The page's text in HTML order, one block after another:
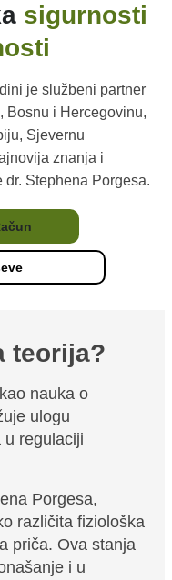
sigurnosti
je službeni partner
Bosnu i Hercegovinu,
Sjevernu
znanja i
Stephena Porgesa.
teorija?
nauka o
ulogu
u regulaciji
Porgesa,
različita fiziološka
priča. Ova stanja
i u